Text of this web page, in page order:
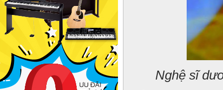
Nghệ sĩ